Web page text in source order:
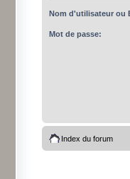
Nom d'utilisateur ou
Mot de passe:
Index du forum